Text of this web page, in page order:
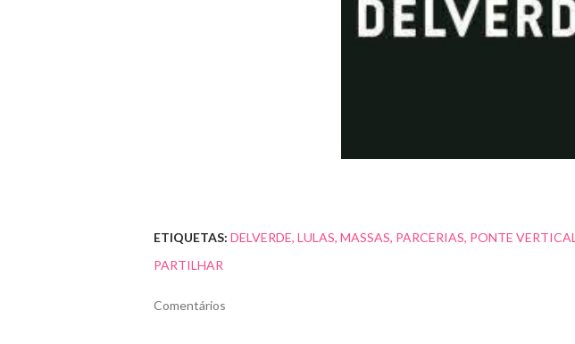
ETIQUETAS: DELVERDE LULAS MASSAS PARCERIAS PONTE VERTICAL
PARTILHAR
Comentários